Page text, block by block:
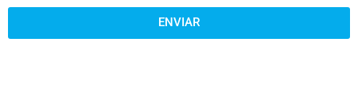
ENVIAR